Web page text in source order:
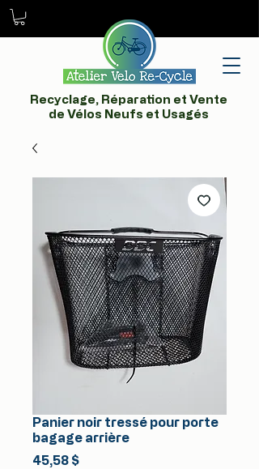
Recyclage, Réparation et Vente
de Vélos Neufs et Usagés
Panier noir tressé pour porte
bagage arrière
45,58 $Prix